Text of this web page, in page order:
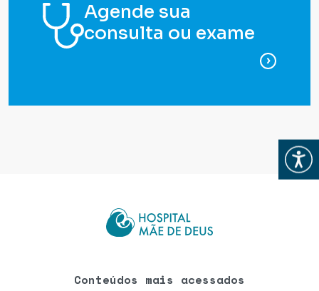
Abrir
Agende sua
consulta ou exame
para
Conteúdos mais acessados